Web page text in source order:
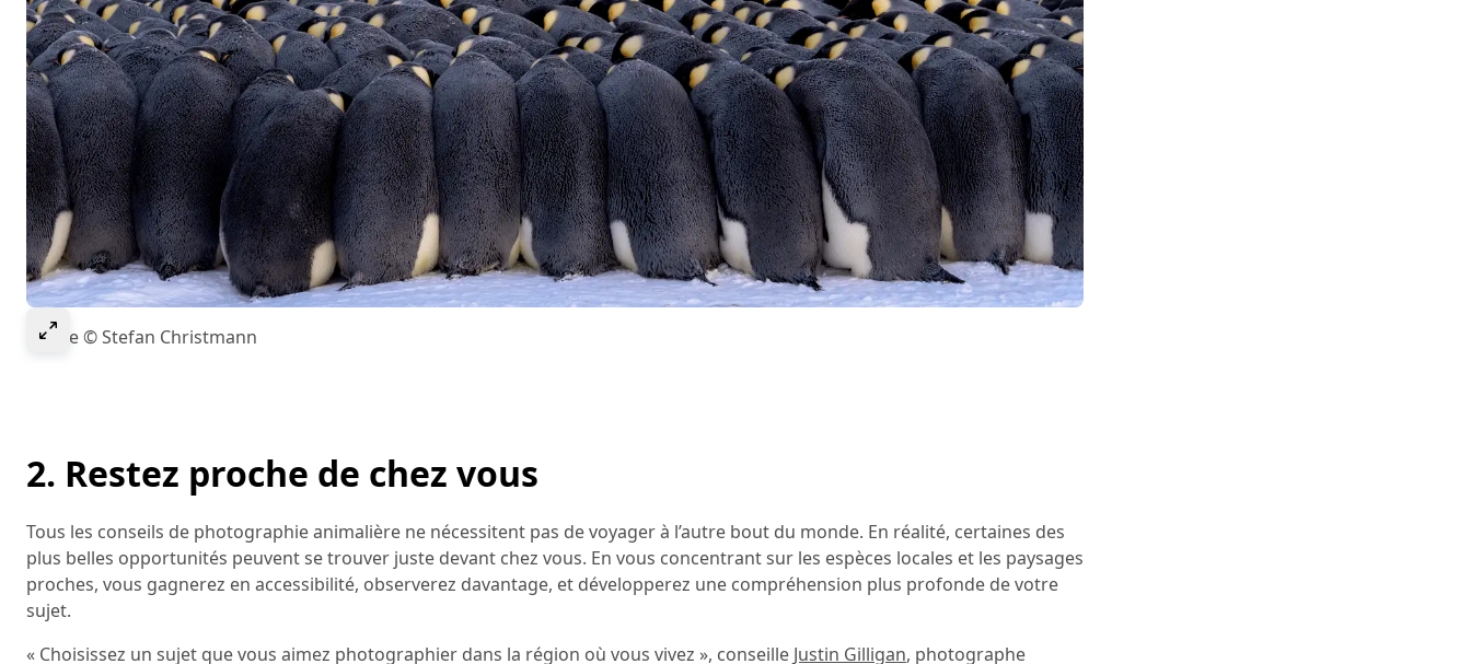
Select to expand image
Image © Stefan Christmann
2. Restez proche de chez vous
Tous les conseils de photographie animalière ne nécessitent pas de voyager à l’autre bout du monde. En réalité, certaines des
plus belles opportunités peuvent se trouver juste devant chez vous. En vous concentrant sur les espèces locales et les paysages
proches, vous gagnerez en accessibilité, observerez davantage, et développerez une compréhension plus profonde de votre
sujet.
« Choisissez un sujet que vous aimez photographier dans la région où vous vivez », conseille Justin Gilligan, photographe